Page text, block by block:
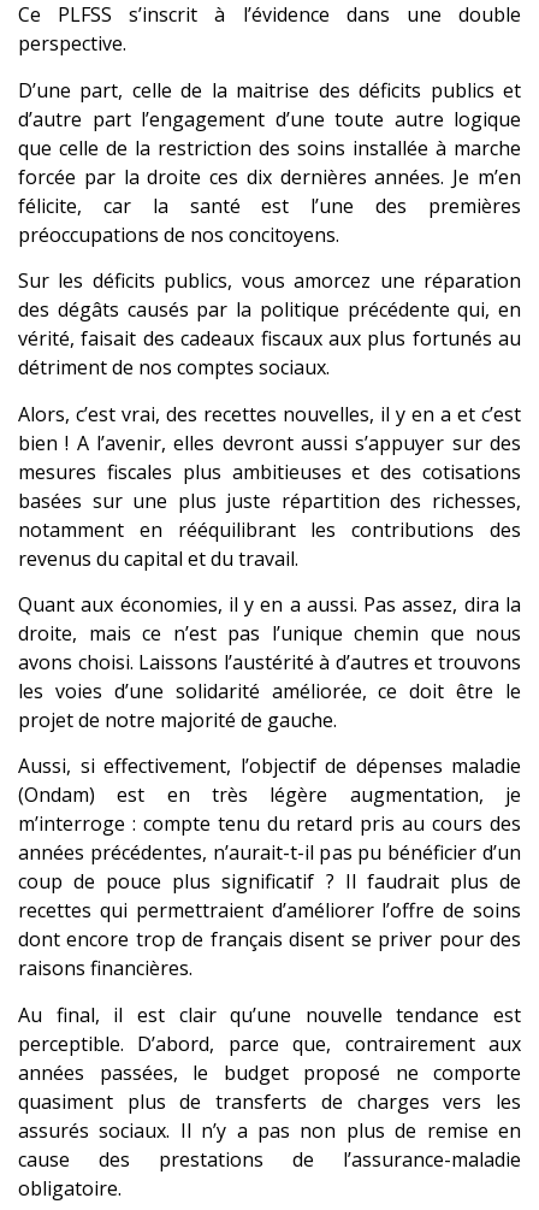
Ce PLFSS s’inscrit à l’évidence dans une double
perspective.
D’une part, celle de la maitrise des déficits publics et
d’autre part l’engagement d’une toute autre logique
que celle de la restriction des soins installée à marche
forcée par la droite ces dix dernières années. Je m’en
félicite, car la santé est l’une des premières
préoccupations de nos concitoyens.
Sur les déficits publics, vous amorcez une réparation
des dégâts causés par la politique précédente qui, en
vérité, faisait des cadeaux fiscaux aux plus fortunés au
détriment de nos comptes sociaux.
Alors, c’est vrai, des recettes nouvelles, il y en a et c’est
bien ! A l’avenir, elles devront aussi s’appuyer sur des
mesures fiscales plus ambitieuses et des cotisations
basées sur une plus juste répartition des richesses,
notamment en rééquilibrant les contributions des
revenus du capital et du travail.
Quant aux économies, il y en a aussi. Pas assez, dira la
droite, mais ce n’est pas l’unique chemin que nous
avons choisi. Laissons l’austérité à d’autres et trouvons
les voies d’une solidarité améliorée, ce doit être le
projet de notre majorité de gauche.
Aussi, si effectivement, l’objectif de dépenses maladie
(Ondam) est en très légère augmentation, je
m’interroge : compte tenu du retard pris au cours des
années précédentes, n’aurait-t-il pas pu bénéficier d’un
coup de pouce plus significatif ? Il faudrait plus de
recettes qui permettraient d’améliorer l’offre de soins
dont encore trop de français disent se priver pour des
raisons financières.
Au final, il est clair qu’une nouvelle tendance est
perceptible. D’abord, parce que, contrairement aux
années passées, le budget proposé ne comporte
quasiment plus de transferts de charges vers les
assurés sociaux. Il n’y a pas non plus de remise en
cause des prestations de l’assurance-maladie
obligatoire.